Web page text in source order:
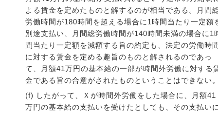
よる賃金を定めたものと解するのが相当である。月間
労働時間が180時間を超える場合に1時間当たり一定額
別途支払い、月間総労働時間が140時間未満の場合に1
間当たり一定額を減額する旨の約定も、法定の労働時
に対する賃金を定める趣旨のものと解されるのであっ
て、月額41万円の基本給の一部が時間外労働に対する
金である旨の合意がされたものということはできない
(f) したがって、Ｘが時間外労働をした場合に、月額41
万円の基本給の支払いを受けたとしても、その支払い